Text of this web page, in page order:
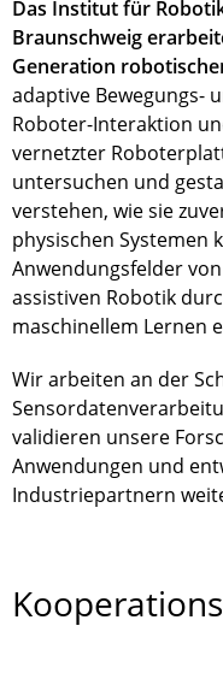
Das Institut für
Braunschweig
Generation
adaptive Bewegungs-
Roboter-Interaktion
vernetzter
untersuchen und
verstehen, wie sie
physischen Systemen
Anwendungsfelder
assistiven Robotik
maschinellem Lernen
Wir arbeiten an der
validieren unsere
Anwendungen und
Industriepartnern